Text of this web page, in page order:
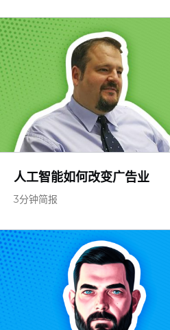
人工智能如何改变广告业
3分钟简报